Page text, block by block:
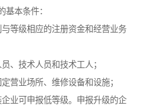
基本条件：
等级相应的注册资金和经营业务
、技术人员和技术工人；
营业场所、维修设备和设施；
业可申报低等级。申报升级的企